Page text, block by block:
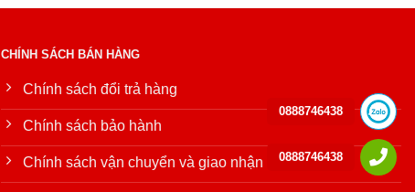
CHÍNH SÁCH BÁN HÀNG
Chính sách đổi trả hàng
Chính sách bảo hành
Chính sách vận chuyển và giao nhận
0888746438
0888746438